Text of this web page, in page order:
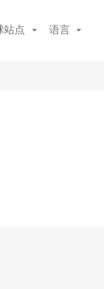
站点 语言